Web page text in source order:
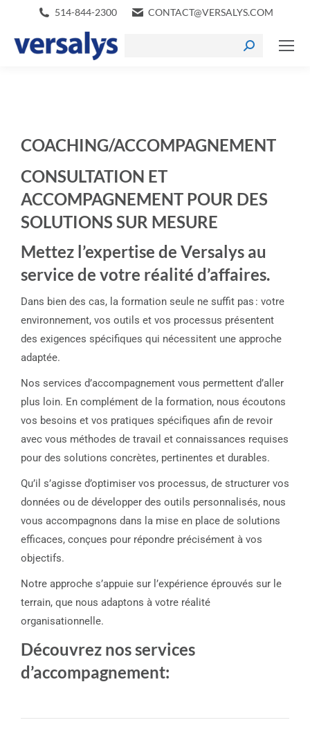
514-844-2300 CONTACT@VERSALYS.COM
COACHING/ACCOMPAGNEMENT
CONSULTATION ET
ACCOMPAGNEMENT POUR DES
SOLUTIONS SUR MESURE
Mettez l’expertise de Versalys au
service de votre réalité d’affaires.
Dans bien des cas, la formation seule ne suffit pas : votre
environnement, vos outils et vos processus présentent
des exigences spécifiques qui nécessitent une approche
adaptée.
Nos services d’accompagnement vous permettent d’aller
plus loin. En complément de la formation, nous écoutons
vos besoins et vos pratiques spécifiques afin de revoir
avec vous méthodes de travail et connaissances requises
pour des solutions concrètes, pertinentes et durables.
Qu’il s’agisse d’optimiser vos processus, de structurer vos
données ou de développer des outils personnalisés, nous
vous accompagnons dans la mise en place de solutions
efficaces, conçues pour répondre précisément à vos
objectifs.
Notre approche s’appuie sur l’expérience éprouvés sur le
terrain, que nous adaptons à votre réalité
organisationnelle.
Découvrez nos services
d’accompagnement: